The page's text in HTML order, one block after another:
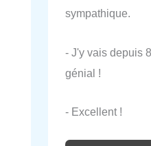
sympathique.
- J'y vais depuis
génial !
- Excellent !